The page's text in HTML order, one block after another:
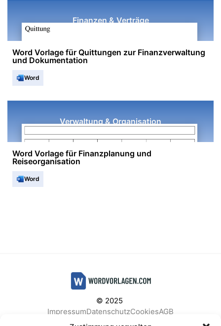
Finanzen & Verträge
Word Vorlage für Quittungen zur Finanzverwaltung
und Dokumentation
Word
Verwaltung & Organisation
Word Vorlage für Finanzplanung und
Reiseorganisation
Word
© 2025
ImpressumDatenschutzCookiesAGB
Facebook
Instagram